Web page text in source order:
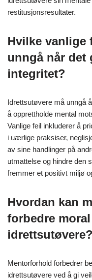
restitusjonsresultater.
Hvilke vanlige
unngå når det
integritet?
Idrettsutøvere må unngå
å opprettholde mental
Vanlige feil inkluderer å
i uærlige praksiser,
av sine handlinger på
utmattelse og hindre den
fremmer et positivt miljø
Hvordan kan
forbedre
idrettsutøvere?
Mentorforhold forbedrer
idrettsutøvere ved å gi